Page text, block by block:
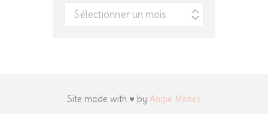
Archives
Site made with ♥ by Angie Makes